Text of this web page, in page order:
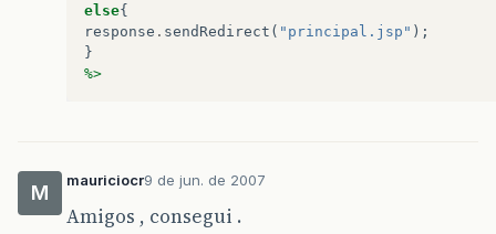
else{
response . sendRedirect ( "principal.jsp" );
}
%>
M
mauriciocr9 de jun. de 2007
Amigos , consegui .